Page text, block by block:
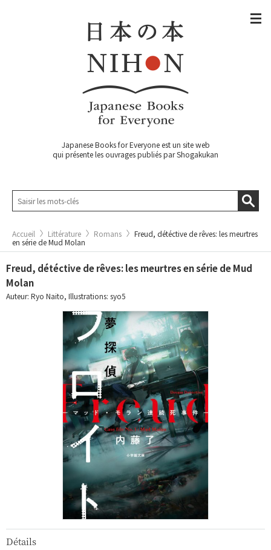
Japanese Books for Everyone est un site web
qui présente les ouvrages publiés par Shogakukan
Accueil Littérature Romans
Freud, détéctive de rêves: les meurtres
en série de Mud Molan
Freud, détéctive de rêves: les meurtres en série de Mud
Molan
Auteur: Ryo Naito, Illustrations: syo5
Détails